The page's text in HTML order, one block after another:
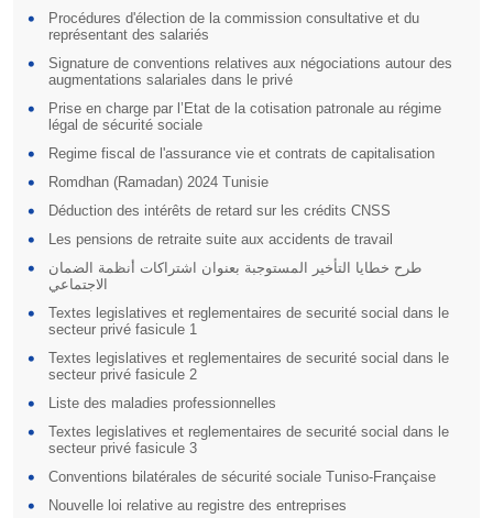
Procédures d'élection de la commission consultative et du
représentant des salariés
Signature de conventions relatives aux négociations autour des
augmentations salariales dans le privé
Prise en charge par l’Etat de la cotisation patronale au régime
légal de sécurité sociale
Regime fiscal de l'assurance vie et contrats de capitalisation
Romdhan (Ramadan) 2024 Tunisie
Déduction des intérêts de retard sur les crédits CNSS
Les pensions de retraite suite aux accidents de travail
طرح خطايا التأخير المستوجبة بعنوان اشتراكات أنظمة الضمان
الاجتماعي
Textes legislatives et reglementaires de securité social dans le
secteur privé fasicule 1
Textes legislatives et reglementaires de securité social dans le
secteur privé fasicule 2
Liste des maladies professionnelles
Textes legislatives et reglementaires de securité social dans le
secteur privé fasicule 3
Conventions bilatérales de sécurité sociale Tuniso-Française
Nouvelle loi relative au registre des entreprises